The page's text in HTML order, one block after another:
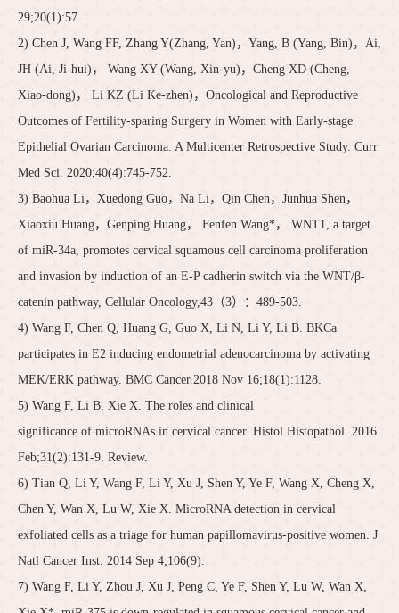
29;20(1):57.
2) Chen J, Wang FF, Zhang Y(Zhang, Yan)，Yang, B (Yang, Bin)，Ai,
JH (Ai, Ji-hui)， Wang XY (Wang, Xin-yu)，Cheng XD (Cheng,
Xiao-dong)， Li KZ (Li Ke-zhen)，Oncological and Reproductive
Outcomes of Fertility-sparing Surgery in Women with Early-stage
Epithelial Ovarian Carcinoma: A Multicenter Retrospective Study. Curr
Med Sci. 2020;40(4):745-752.
3) Baohua Li，Xuedong Guo，Na Li，Qin Chen，Junhua Shen，
Xiaoxiu Huang，Genping Huang， Fenfen Wang*， WNT1, a target
of miR-34a, promotes cervical squamous cell carcinoma proliferation
and invasion by induction of an E-P cadherin switch via the WNT/β-
catenin pathway, Cellular Oncology,43（3）：489-503.
4) Wang F, Chen Q, Huang G, Guo X, Li N, Li Y, Li B. BKCa
participates in E2 inducing endometrial adenocarcinoma by activating
MEK/ERK pathway. BMC Cancer.2018 Nov 16;18(1):1128.
5) Wang F, Li B, Xie X. The roles and clinical
significance of microRNAs in cervical cancer. Histol Histopathol. 2016
Feb;31(2):131-9. Review.
6) Tian Q, Li Y, Wang F, Li Y, Xu J, Shen Y, Ye F, Wang X, Cheng X,
Chen Y, Wan X, Lu W, Xie X. MicroRNA detection in cervical
exfoliated cells as a triage for human papillomavirus-positive women. J
Natl Cancer Inst. 2014 Sep 4;106(9).
7) Wang F, Li Y, Zhou J, Xu J, Peng C, Ye F, Shen Y, Lu W, Wan X,